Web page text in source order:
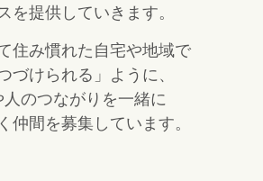
を提供していきます。
住み慣れた自宅や地域で
づけられる」ように、
人のつながりを一緒に
仲間を募集しています。